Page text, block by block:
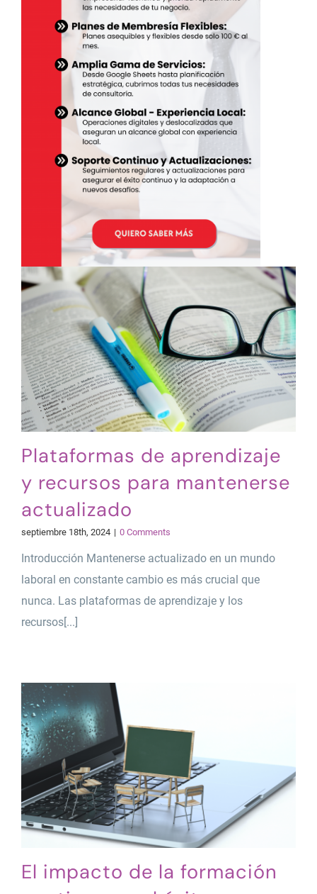
Plataformas de aprendizaje
y recursos para mantenerse
actualizado
septiembre 18th, 2024 | 0 Comments
Introducción Mantenerse actualizado en un mundo
laboral en constante cambio es más crucial que
nunca. Las plataformas de aprendizaje y los
recursos[...]
El impacto de la formación